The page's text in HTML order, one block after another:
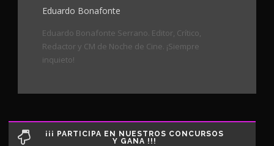
Eduardo Bonafonte
Eduardo Bonafonte Serrano. Editor, Crítico,
Redactor y CM de Noche de Cine. ¡Siempre
inquieto!
¡¡¡ PARTICIPA EN NUESTROS CONCURSOS
Y GANA !!!